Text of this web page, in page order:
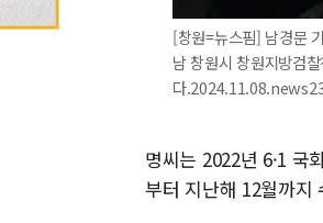
[창원=뉴스핌] 남경문
남 창원시 창원지방검
다
명씨는 2022년 6·1 국
부터 지난해 12월까지